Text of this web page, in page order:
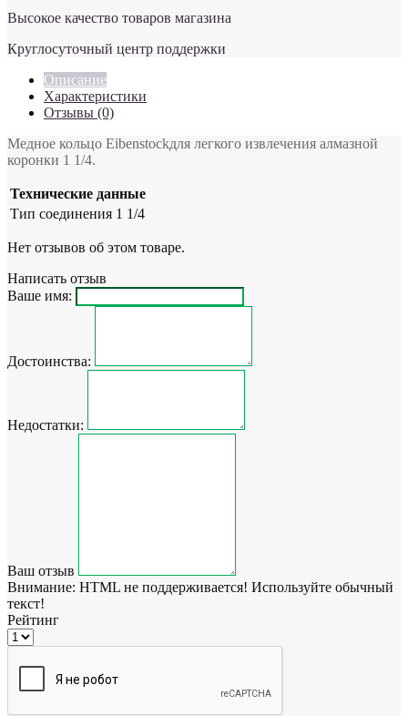
Высокое качество товаров магазина
Круглосуточный центр поддержки
Описание
Характеристики
Отзывы (0)
Медное кольцо Eibenstockдля легкого извлечения алмазной
коронки 1 1/4.
Технические данные
Тип соединения 1 1/4
Нет отзывов об этом товаре.
Написать отзыв
Ваше имя:
Достоинства:
Недостатки:
Ваш отзыв
Внимание: HTML не поддерживается! Используйте обычный
текст!
Рейтинг